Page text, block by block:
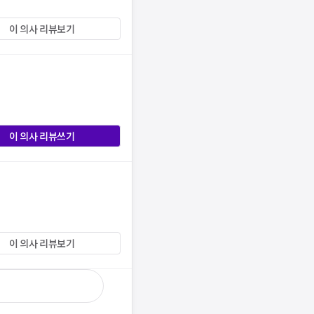
이 의사 리뷰보기
이 의사 리뷰쓰기
이 의사 리뷰보기